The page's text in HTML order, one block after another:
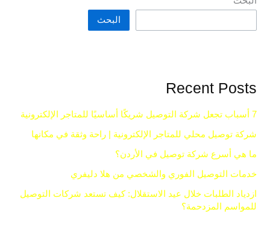
البحث
Recent Posts
7 أسباب تجعل شركة التوصيل شريكًا أساسيًا للمتاجر الإلكترونية
شركة توصيل محلي للمتاجر الإلكترونية | راحة وثقة في مكانها
ما هي أسرع شركة توصيل في الأردن؟
خدمات التوصيل الفوري والشخصي من هلا دليفري
ازدياد الطلبات خلال عيد الاستقلال: كيف تستعد شركات التوصيل
للمواسم المزدحمة؟